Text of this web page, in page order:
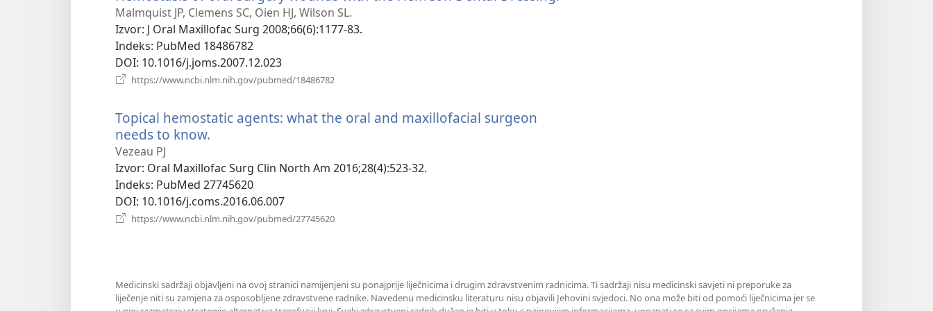
Malmquist JP, Clemens SC, Oien HJ, Wilson SL.
Izvor‎: J Oral Maxillofac Surg 2008;66(6):1177-83.
Indeks‎: PubMed 18486782
DOI‎: 10.1016/j.joms.2007.12.023
https://www.ncbi.nlm.nih.gov/pubmed/18486782
prozor)
Topical hemostatic agents: what the oral and maxillofacial surgeon
needs to know.
novi
prozor)
Vezeau PJ
Izvor‎: Oral Maxillofac Surg Clin North Am 2016;28(4):523-32.
Indeks‎: PubMed 27745620
DOI‎: 10.1016/j.coms.2016.06.007
https://www.ncbi.nlm.nih.gov/pubmed/27745620
Medicinski sadržaji objavljeni na ovoj stranici namijenjeni su ponajprije liječnicima i drugim zdravstvenim radnicima. Ti sadržaji nisu medicinski savjeti ni preporuke za
liječenje niti su zamjena za osposobljene zdravstvene radnike. Navedenu medicinsku literaturu nisu objavili Jehovini svjedoci. No ona može biti od pomoći liječnicima jer se